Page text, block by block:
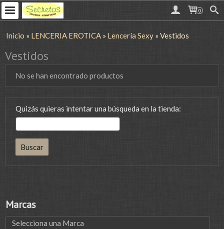
0
Marcas
Inicio » LENCERIA EROTICA » Lencería Sexy » Vestidos
Vestidos
No se han encontrado productos
Quizás quieras intentar una búsqueda en la tienda: